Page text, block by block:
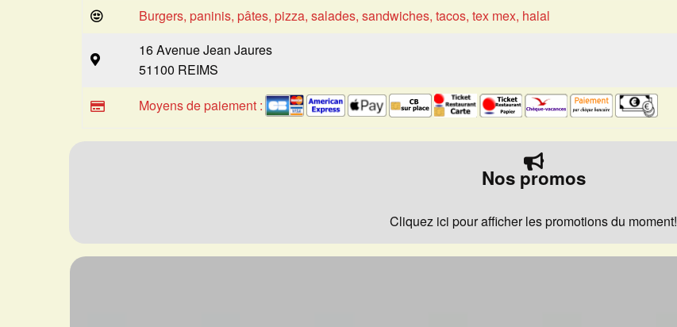
Burgers, paninis, pâtes, pizza, salades, sandwiches, tacos, tex mex, halal
16 Avenue Jean Jaures
51100 REIMS
Moyens de paiement :
Nos promos
Cliquez ici pour afficher les promotions du moment!